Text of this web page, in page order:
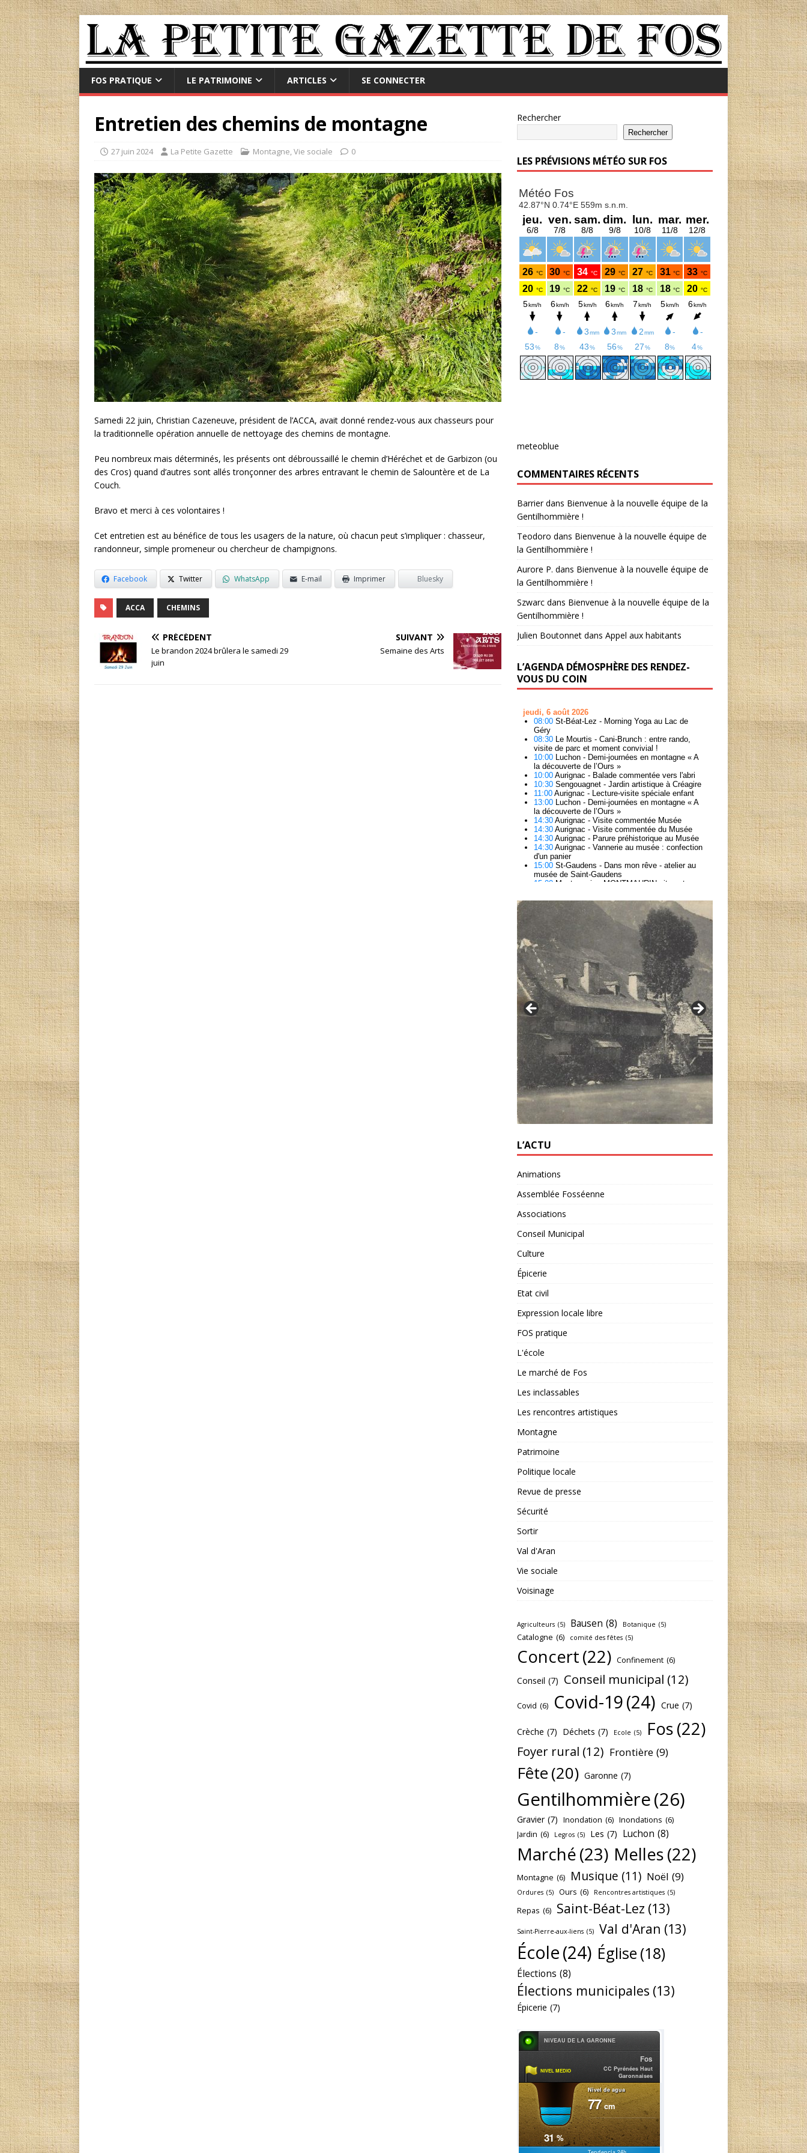
FOS PRATIQUE LE PATRIMOINE ARTICLES SE CONNECTER
Entretien des chemins de montagne
27 juin 2024 La Petite Gazette Montagne,Vie sociale 0
Samedi 22 juin, Christian Cazeneuve, président de l’ACCA, avait donné rendez-vous aux chasseurs pour
la traditionnelle opération annuelle de nettoyage des chemins de montagne.
Peu nombreux mais déterminés, les présents ont débroussaillé le chemin d’Héréchet et de Garbizon (ou
des Cros) quand d’autres sont allés tronçonner des arbres entravant le chemin de Salountère et de La
Couch.
Bravo et merci à ces volontaires !
Cet entretien est au bénéfice de tous les usagers de la nature, où chacun peut s’impliquer : chasseur,
randonneur, simple promeneur ou chercheur de champignons.
Facebook Twitter WhatsApp E-mail Imprimer Bluesky
ACCA CHEMINS
PRÉCÉDENT
Le brandon 2024 brûlera le samedi 29
juin
SUIVANT
Semaine des Arts
Rechercher
Rechercher
LES PRÉVISIONS MÉTÉO SUR FOS
meteoblue
COMMENTAIRES RÉCENTS
Barrierdans Bienvenue à la nouvelle équipe de la
Gentilhommière !
Teodoro dans Bienvenue à la nouvelle équipe de
la Gentilhommière !
Aurore P. dans Bienvenue à la nouvelle équipe de
la Gentilhommière !
Szwarcdans Bienvenue à la nouvelle équipe de la
Gentilhommière !
Julien Boutonnetdans Appel aux habitants
L’AGENDA DÉMOSPHÈRE DES RENDEZ-
VOUS DU COIN
L’ACTU
Animations
Assemblée Fosséenne
Associations
Conseil Municipal
Culture
Épicerie
Etat civil
Expression locale libre
FOS pratique
L'école
Le marché de Fos
Les inclassables
Les rencontres artistiques
Montagne
Patrimoine
Politique locale
Revue de presse
Sécurité
Sortir
Val d'Aran
Vie sociale
Voisinage
Agriculteurs (5) Bausen (8) Botanique (5)
Catalogne (6) comité des fêtes (5)
Concert(22) Confinement (6)
Conseil (7) Conseil municipal (12)
Covid (6) Covid-19(24) Crue (7)
Crèche (7) Déchets (7) Ecole (5) Fos(22)
Foyer rural (12) Frontière (9)
Fête(20) Garonne (7)
Gentilhommière(26)
Gravier (7) Inondation (6) Inondations (6)
Jardin (6) Legros (5) Les (7) Luchon (8)
Marché(23) Melles(22)
Montagne (6) Musique (11) Noël (9)
Ordures (5) Ours (6) Rencontres artistiques (5)
Repas (6) Saint-Béat-Lez (13)
Saint-Pierre-aux-liens (5) Val d'Aran (13)
École(24) Église(18)
Élections (8)
Élections municipales (13)
Épicerie (7)